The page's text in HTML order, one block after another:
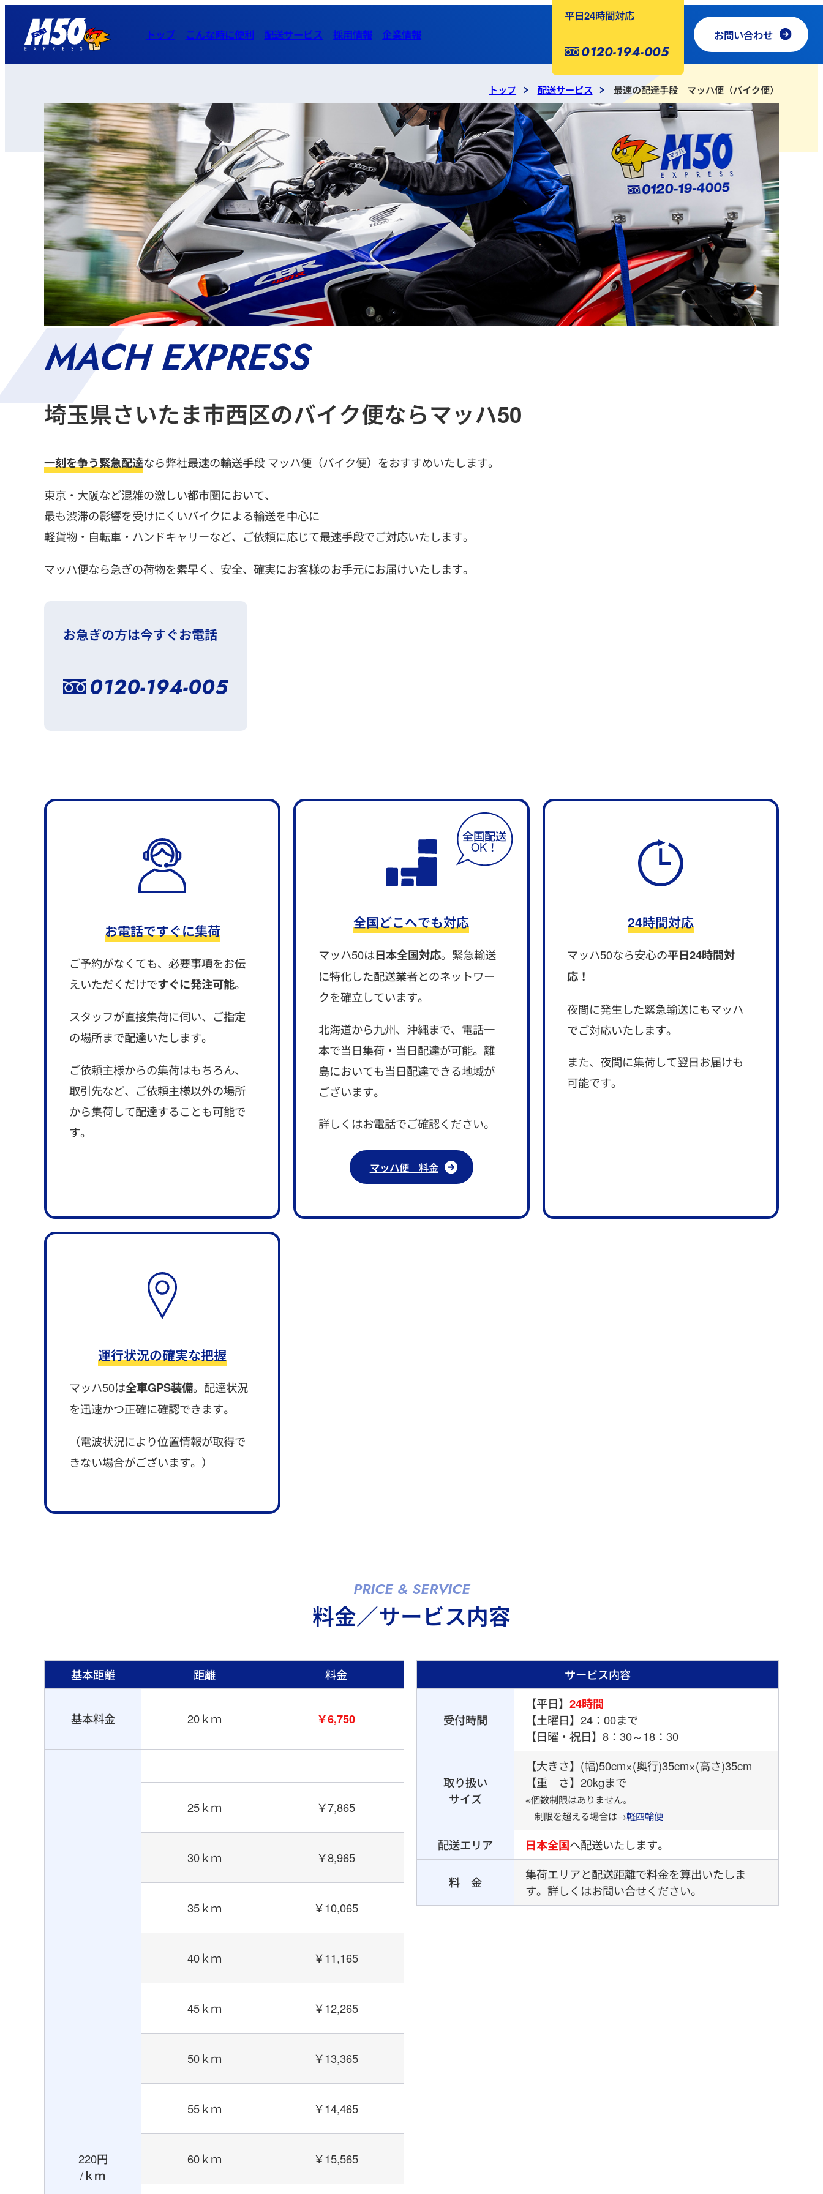
トップ こんな時に便利 配送サービス 採用情報 企業情報
平日24時間対応
0120-194-005
お問い合わせ
埼玉県さいたま市西区のバイク便ならマッハ50
一刻を争う緊急配達なら弊社最速の輸送手段 マッハ便（バイク便）をおすすめいたします。
東京・大阪など混雑の激しい都市圏において、
最も渋滞の影響を受けにくいバイクによる輸送を中心に
軽貨物・自転車・ハンドキャリーなど、ご依頼に応じて最速手段でご対応いたします。
マッハ便なら急ぎの荷物を素早く、安全、確実にお客様のお手元にお届けいたします。
お急ぎの方は今すぐお電話
0120-194-005
トップ 配送サービス 最速の配達手段 マッハ便（バイク便）
お電話ですぐに集荷
ご予約がなくても、必要事項をお伝
えいただくだけですぐに発注可能。
スタッフが直接集荷に伺い、ご指定
の場所まで配達いたします。
ご依頼主様からの集荷はもちろん、
取引先など、ご依頼主様以外の場所
から集荷して配達することも可能で
す。
全国どこへでも対応
マッハ50は日本全国対応。緊急輸送
に特化した配送業者とのネットワー
クを確立しています。
北海道から九州、沖縄まで、電話一
本で当日集荷・当日配達が可能。離
島においても当日配達できる地域が
ございます。
詳しくはお電話でご確認ください。
マッハ便 料金
24時間対応
マッハ50なら安心の平日24時間対
応！
夜間に発生した緊急輸送にもマッハ
でご対応いたします。
また、夜間に集荷して翌日お届けも
可能です。
運行状況の確実な把握
マッハ50は全車GPS装備。配達状況
を迅速かつ正確に確認できます。
（電波状況により位置情報が取得で
きない場合がございます。）
PRICE & SERVICE
料金／サービス内容
基本距離 距離 料金
基本料金 20ｋｍ ￥6,750
220円
/ｋｍ
25ｋｍ ￥7,865
30ｋｍ ￥8,965
35ｋｍ ￥10,065
40ｋｍ ￥11,165
45ｋｍ ￥12,265
50ｋｍ ￥13,365
55ｋｍ ￥14,465
60ｋｍ ￥15,565
サービス内容
受付時間
【平日】24時間
【土曜日】24：00まで
【日曜・祝日】8：30～18：30
取り扱い
サイズ
【大きさ】(幅)50cm×(奥行)35cm×(高さ)35cm
【重 さ】20kgまで
※個数制限はありません。
制限を超える場合は→軽四輪便
配送エリア 日本全国へ配送いたします。
料 金
集荷エリアと配送距離で料金を算出いたしま
す。詳しくはお問い合せください。